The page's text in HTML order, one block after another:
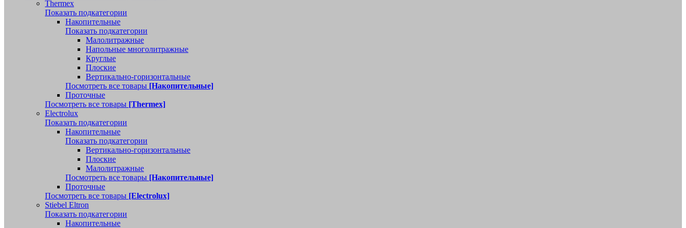
Thermex
Показать подкатегории
Накопительные
Показать подкатегории
Малолитражные
Напольные многолитражные
Круглые
Плоские
Вертикально-горизонтальные
Посмотреть все товары [Накопительные]
Проточные
Посмотреть все товары [Thermex]
Electrolux
Показать подкатегории
Накопительные
Показать подкатегории
Вертикально-горизонтальные
Плоские
Малолитражные
Посмотреть все товары [Накопительные]
Проточные
Посмотреть все товары [Electrolux]
Stiebel Eltron
Показать подкатегории
Накопительные